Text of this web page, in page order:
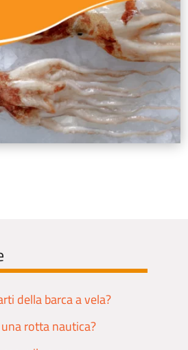
della barca a vela?
rotta nautica?